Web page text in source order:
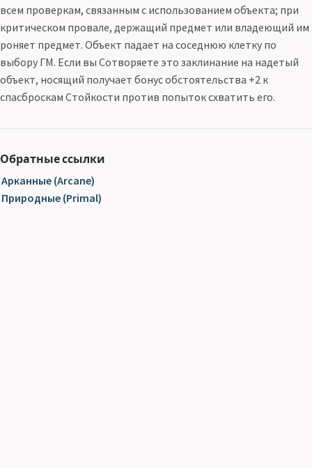
всем проверкам, связанным с использованием объекта; при
критическом провале, держащий предмет или владеющий им
роняет предмет. Объект падает на соседнюю клетку по
выбору ГМ. Если вы Сотворяете это заклинание на надетый
объект, носящий получает бонус обстоятельства +2 к
спасброскам Стойкости против попыток схватить его.
Обратные ссылки
Арканные (Arcane)
Природные (Primal)